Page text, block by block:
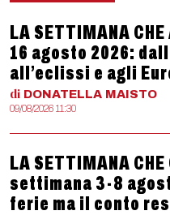
LA SETTIMANA
16 agosto 2026:
all’eclissi e agli
di DONATELLA MAISTO
09/08/2026 11:30
LA SETTIMANA
settimana 3-8
ferie ma il conto